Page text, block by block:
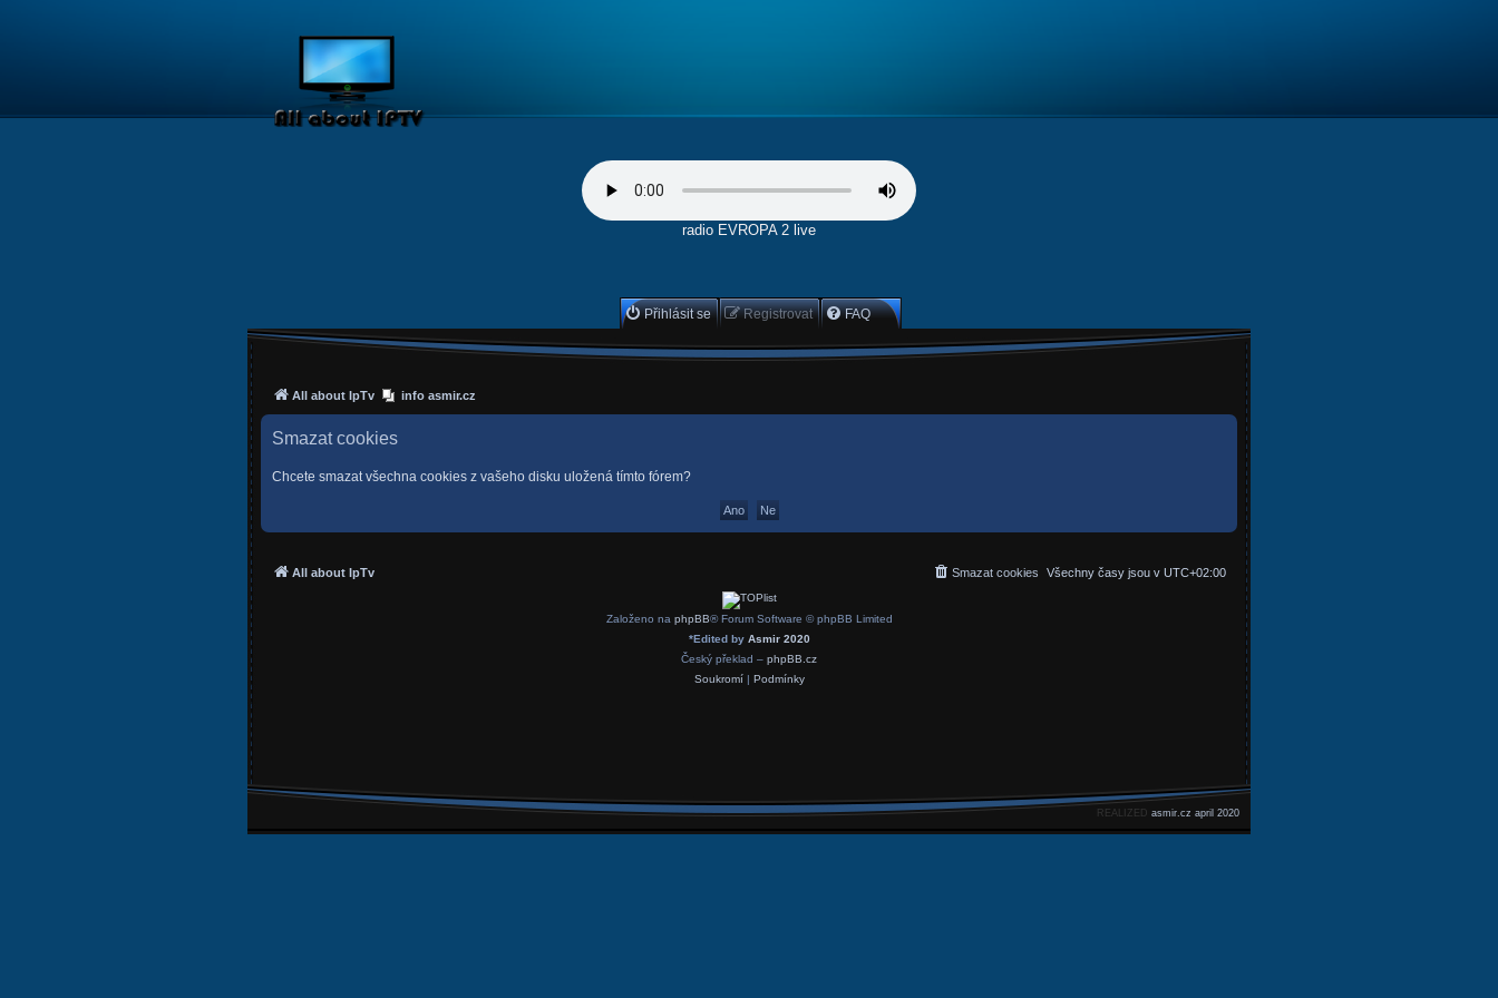
radio EVROPA 2 live
Přihlásit se Registrovat FAQ
All about IpTv info asmir.cz
Smazat cookies
Chcete smazat všechna cookies z vašeho disku uložená tímto fórem?
All about IpTv Všechny časy jsou v UTC+02:00
Smazat cookies
Založeno na phpBB® Forum Software © phpBB Limited
*Edited by Asmir 2020
Český překlad – phpBB.cz
Soukromí| Podmínky
REALIZED asmir.cz april 2020